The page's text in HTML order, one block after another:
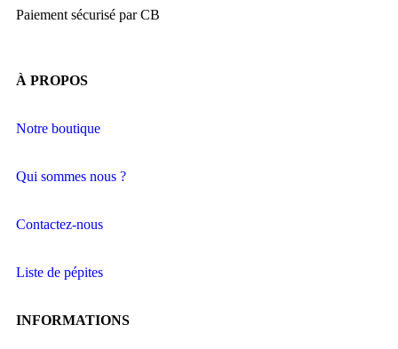
Paiement sécurisé par CB
À PROPOS
Notre boutique
Qui sommes nous ?
Contactez-nous
Liste de pépites
INFORMATIONS